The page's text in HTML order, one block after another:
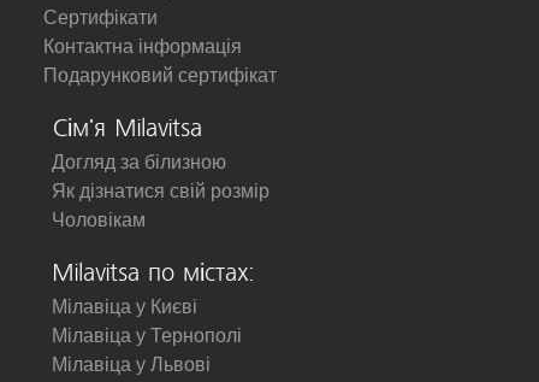
Сертифікати
Контактна інформація
Подарунковий сертифікат
Сім'я Milavitsa
Догляд за білизною
Як дізнатися свій розмір
Чоловікам
Milavitsa по містах:
Мілавіца у Києві
Мілавіца у Тернополі
Мілавіца у Львові